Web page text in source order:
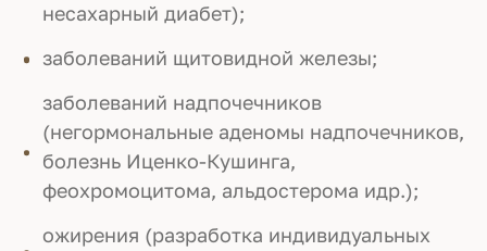
несахарный диабет);
заболеваний щитовидной железы;
заболеваний надпочечников
(негормональные аденомы надпочечников,
болезнь Иценко-Кушинга,
феохромоцитома, альдостерома идр.);
ожирения (разработка индивидуальных